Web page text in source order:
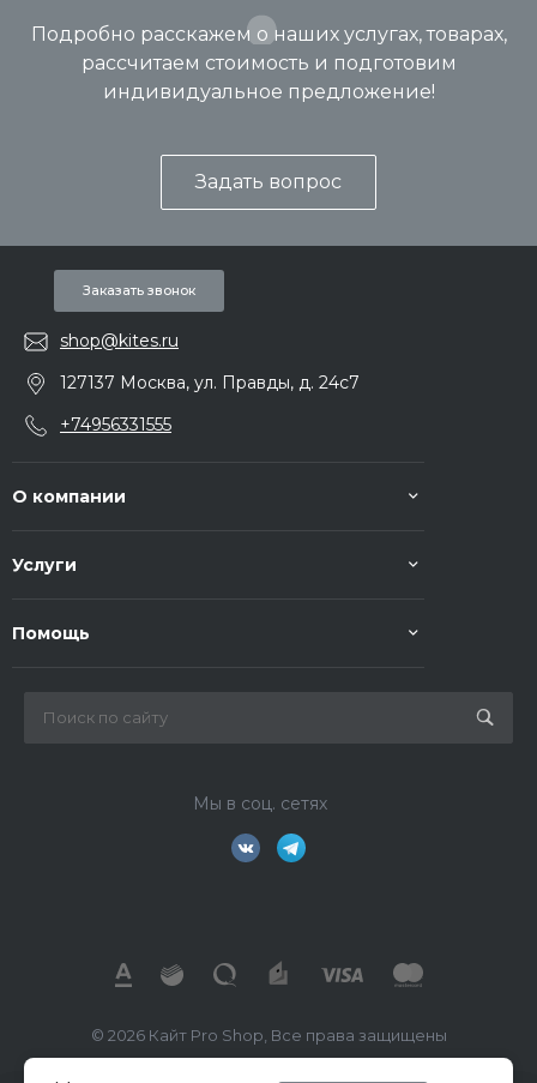
Подробно расскажем о наших услугах, товарах,
рассчитаем стоимость и подготовим
индивидуальное предложение!
Задать вопрос
Заказать звонок
shop@kites.ru
127137 Москва, ул. Правды, д. 24с7
+74956331555
О компании
Услуги
Помощь
Мы в соц. сетях
© 2026 Кайт Pro Shop, Все права защищены